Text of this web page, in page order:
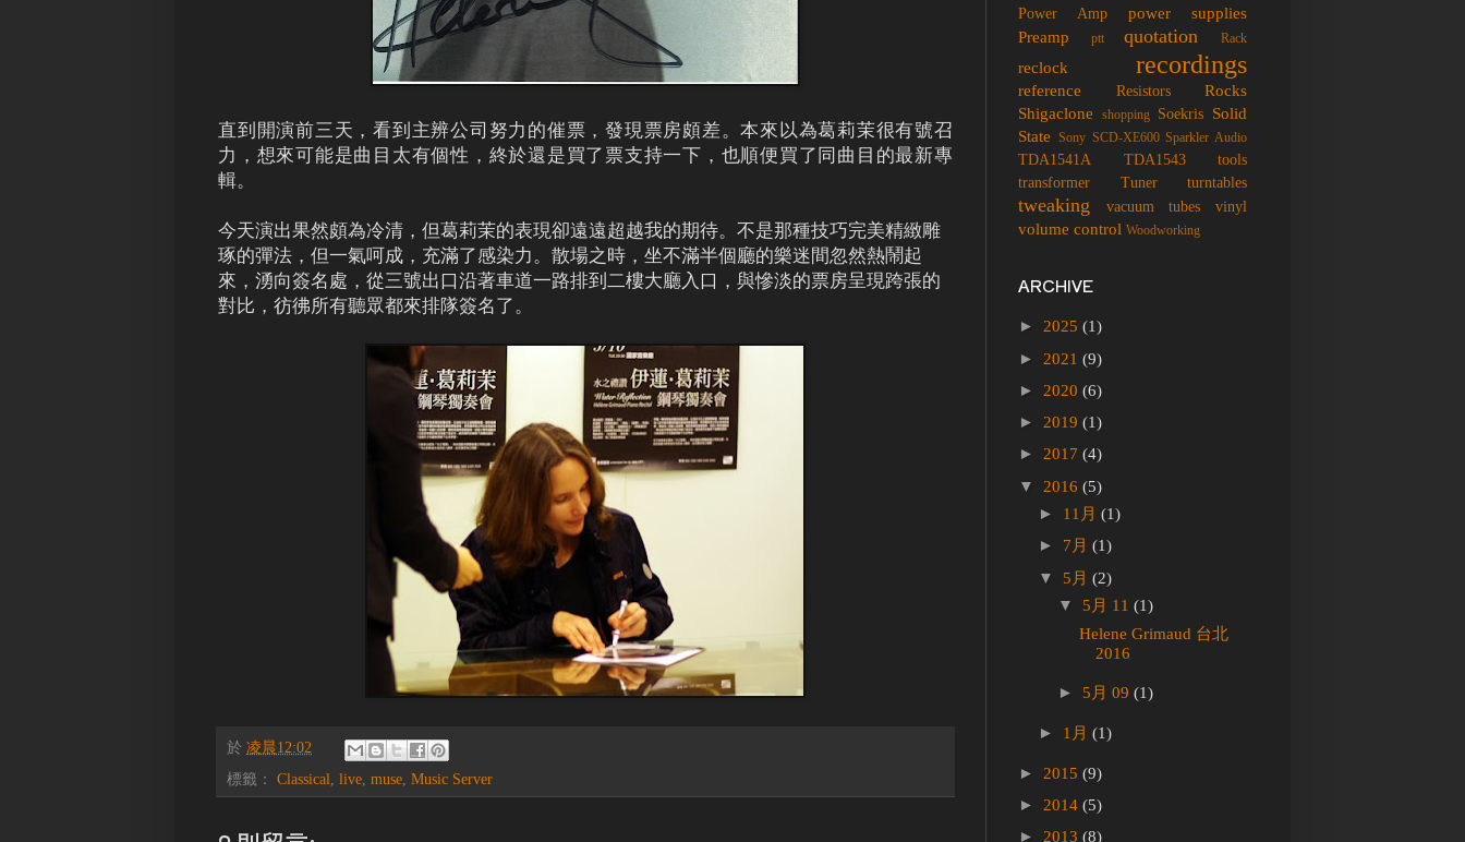
直到開演前三天，看到主辨公司努力的催票，發現票房頗差。本來以為葛莉茉很有號召
力，想來可能是曲目太有個性，終於還是買了票支持一下，也順便買了同曲目的最新專
輯。
今天演出果然頗為冷清，但葛莉茉的表現卻遠遠超越我的期待。不是那種技巧完美精緻雕
琢的彈法，但一氣呵成，充滿了感染力。散場之時，坐不滿半個廳的樂迷間忽然熱鬧起
來，湧向簽名處，從三號出口沿著車道一路排到二樓大廳入口，與慘淡的票房呈現跨張的
對比，彷彿所有聽眾都來排隊簽名了。
於 凌晨12:02
標籤： Classical live muse Music Server
Power Amp
power supplies
Preamp
ptt quotation Rack
reclock recordings
reference Resistors
Rocks
Shigaclone
shopping Soekris Solid
State Sony SCD-XE600 Sparkler Audio
TDA1541A TDA1543
tools
transformer
Tuner turntables
tweaking vacuum tubes vinyl
volume control Woodworking
ARCHIVE
► 2025 (1)
► 2021 (9)
► 2020 (6)
► 2019 (1)
► 2017 (4)
▼ 2016 (5)
► 11月 (1)
► 7月 (1)
▼ 5月 (2)
▼ 5月 11 (1)
Helene Grimaud 台北
2016
► 5月 09 (1)
► 1月 (1)
► 2015 (9)
► 2014 (5)
► 2013 (8)